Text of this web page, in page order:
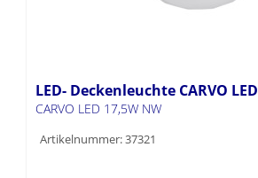
LED- Deckenleuchte CARVO LED
CARVO LED 17,5W NW
Artikelnummer: 37321